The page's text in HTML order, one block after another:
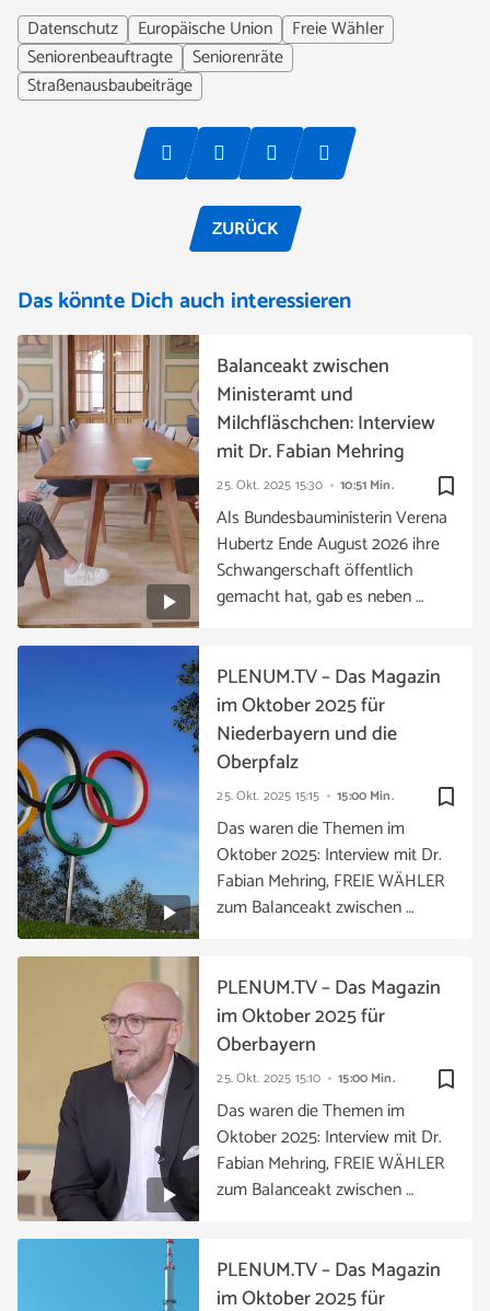
Datenschutz
Europäische Union
Freie Wähler
Seniorenbeauftragte
Seniorenräte
Straßenausbaubeiträge
ZURÜCK
Das könnte Dich auch interessieren
bookmark_border
25. Okt. 2025 15:30 10:51 Min.
Balanceakt zwischen
Ministeramt und
Milchfläschchen: Interview
mit Dr. Fabian Mehring
Als Bundesbauministerin Verena
Hubertz Ende August 2026 ihre
Schwangerschaft öffentlich
gemacht hat, gab es neben …
bookmark_border
25. Okt. 2025 15:15 15:00 Min.
PLENUM.TV – Das Magazin
im Oktober 2025 für
Niederbayern und die
Oberpfalz
Das waren die Themen im
Oktober 2025: Interview mit Dr.
Fabian Mehring, FREIE WÄHLER
zum Balanceakt zwischen …
bookmark_border
25. Okt. 2025 15:10 15:00 Min.
PLENUM.TV – Das Magazin
im Oktober 2025 für
Oberbayern
Das waren die Themen im
Oktober 2025: Interview mit Dr.
Fabian Mehring, FREIE WÄHLER
zum Balanceakt zwischen …
PLENUM.TV – Das Magazin
im Oktober 2025 für